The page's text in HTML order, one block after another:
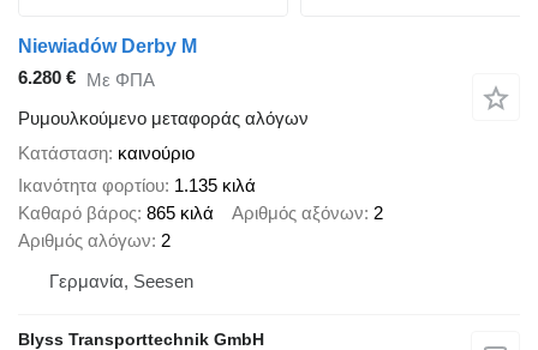
Niewiadów Derby M
6.280 € Με ΦΠΑ
Ρυμουλκούμενο μεταφοράς αλόγων
Κατάσταση καινούριο
Ικανότητα φορτίου 1.135 κιλά
Καθαρό βάρος 865 κιλά Αριθμός αξόνων 2
Αριθμός αλόγων 2
Γερμανία, Seesen
Blyss Transporttechnik GmbH